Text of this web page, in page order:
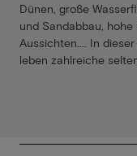
Dünen, große
und Sandabbau,
Aussichten.... In
leben zahlreiche